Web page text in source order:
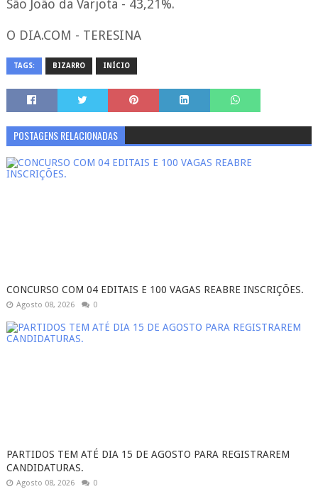
São João da Varjota - 43,21%.
O DIA.COM - TERESINA
TAGS: BIZARRO INÍCIO
POSTAGENS RELACIONADAS
CONCURSO COM 04 EDITAIS E 100 VAGAS REABRE INSCRIÇÕES.
Agosto 08, 2026 0
PARTIDOS TEM ATÉ DIA 15 DE AGOSTO PARA REGISTRAREM
CANDIDATURAS.
Agosto 08, 2026 0